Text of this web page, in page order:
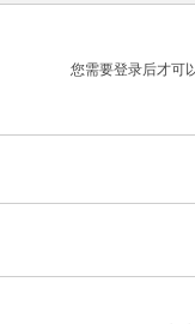
您需要登录后才可